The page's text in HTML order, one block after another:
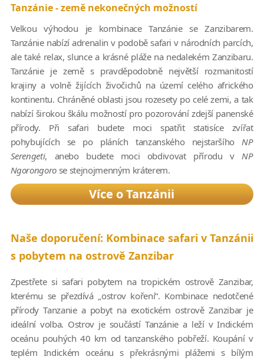
Tanzánie - země nekonečných možností
Velkou výhodou je kombinace Tanzánie se Zanzibarem.
Tanzánie nabízí adrenalin v podobě safari v národních parcích,
ale také relax, slunce a krásné pláže na nedalekém Zanzibaru.
Tanzánie je země s pravděpodobně největší rozmanitostí
krajiny a volně žijících živočichů na území celého afrického
kontinentu. Chráněné oblasti jsou rozesety po celé zemi, a tak
nabízí širokou škálu možností pro pozorování zdejší panenské
přírody. Při safari budete moci spatřit statisíce zvířat
pohybujících se po pláních tanzanského nejstaršího NP
Serengeti, anebo budete moci obdivovat přírodu v NP
Ngorongoro se stejnojmenným kráterem.
Více o Tanzánii
Naše doporučení: Kombinace safari v Tanzánii
s pobytem na ostrově Zanzibar
Zpestřete si safari pobytem na tropickém ostrově Zanzibar,
kterému se přezdívá „ostrov koření“. Kombinace nedotčené
přírody Tanzanie a pobyt na exotickém ostrově Zanzibar je
ideální volba. Ostrov je součástí Tanzánie a leží v Indickém
oceánu pouhých 40 km od tanzanského pobřeží. Koupání v
teplém Indickém oceánu s překrásnými plážemi s bílým